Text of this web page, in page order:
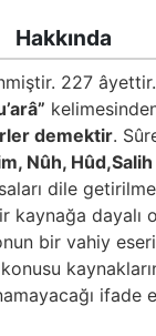
Hakkında
227 âyettir.
demektir.
Nûh, Hûd,Salih
dile
kaynağa dayalı
bir vahiy
ifade